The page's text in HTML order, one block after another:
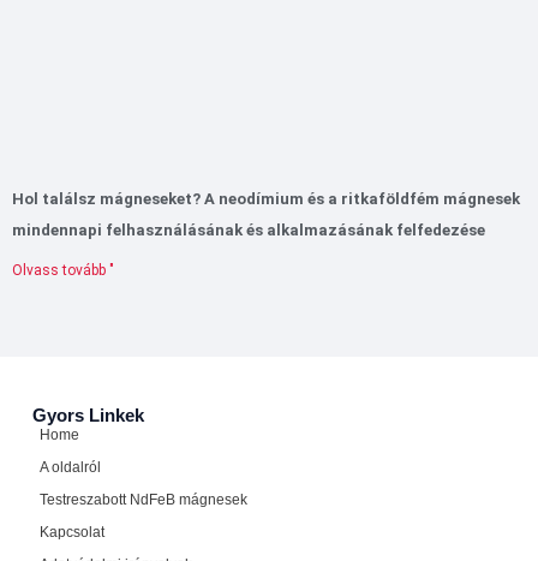
Hol találsz mágneseket? A neodímium és a ritkaföldfém mágnesek
mindennapi felhasználásának és alkalmazásának felfedezése
Olvass tovább "
Gyors Linkek
Home
A oldalról
Testreszabott NdFeB mágnesek
Kapcsolat